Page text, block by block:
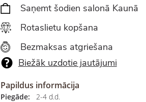
Saņemt šodien salonā Kaunā
Rotaslietu kopšana
Bezmaksas atgriešana
Biežāk uzdotie jautājumi
Papildus informācija
Piegāde:
2-4 d.d.